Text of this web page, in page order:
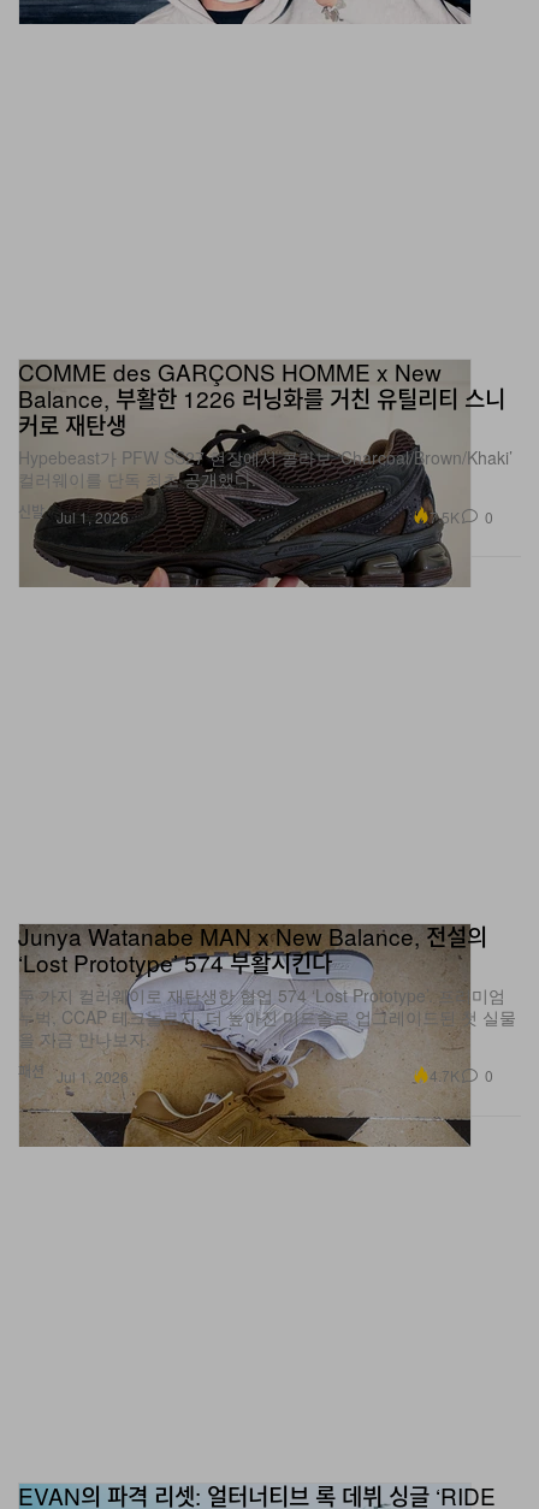
신발
Balance, 부활한 1226 러닝화를 거친 유틸리티 스니
커로 재탄생
Hypebeast가 PFW SS27 현장에서 콜라보 ‘Charcoal/Brown/Khaki’
컬러웨이를 단독 최초 공개했다.
Jul 1, 2026 7.5K
패션
‘Lost Prototype’ 574 부활시킨다
두 가지 컬러웨이로 재탄생한 협업 574 ‘Lost Prototype’. 프리미엄
누벅, CCAP 테크놀로지, 더 높아진 미드솔로 업그레이드된 첫 실물
을 지금 만나보자.
Jul 1, 2026 4.7K
OR DIE’의 모든 것